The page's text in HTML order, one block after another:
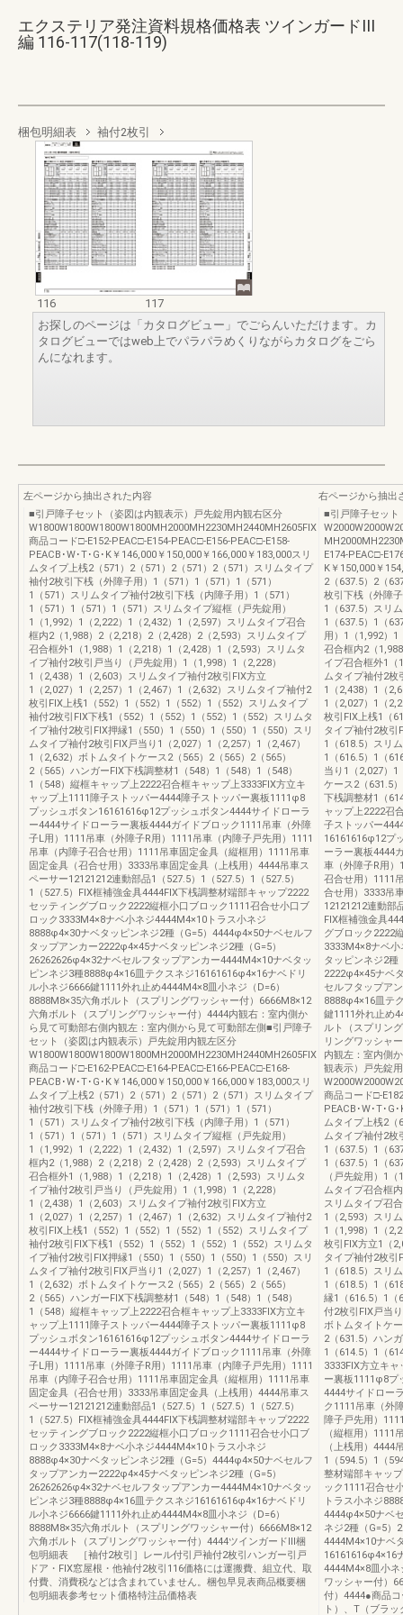
エクステリア発注資料規格価格表 ツインガードIII
編 116-117(118-119)
梱包明細表 袖付2枚引
116
117
お探しのページは「カタログビュー」でごらんいただけます。カ
タログビューではweb上でパラパラめくりながらカタログをごら
んになれます。
左ページから抽出された内容
■引戸障子セット（姿図は内観表示）戸先錠用内観右区分
W1800W1800W1800W1800MH2000MH2230MH2440MH2605FIX
商品コード□-E152-PEAC□-E154-PEAC□-E156-PEAC□-E158-
PEACB･W･T･G･K￥146,000￥150,000￥166,000￥183,000スリ
ムタイプ上桟2（571）2（571）2（571）2（571）スリムタイプ
袖付2枚引下桟（外障子用）1（571）1（571）1（571）
1（571）スリムタイプ袖付2枚引下桟（内障子用）1（571）
1（571）1（571）1（571）スリムタイプ縦框（戸先錠用）
1（1,992）1（2,222）1（2,432）1（2,597）スリムタイプ召合
框内2（1,988）2（2,218）2（2,428）2（2,593）スリムタイプ
召合框外1（1,988）1（2,218）1（2,428）1（2,593）スリムタ
イプ袖付2枚引戸当り（戸先錠用）1（1,998）1（2,228）
1（2,438）1（2,603）スリムタイプ袖付2枚引FIX方立
1（2,027）1（2,257）1（2,467）1（2,632）スリムタイプ袖付2
枚引FIX上桟1（552）1（552）1（552）1（552）スリムタイプ
袖付2枚引FIX下桟1（552）1（552）1（552）1（552）スリムタ
イプ袖付2枚引FIX押縁1（550）1（550）1（550）1（550）スリ
ムタイプ袖付2枚引FIX戸当り1（2,027）1（2,257）1（2,467）
1（2,632）ボトムタイトケース2（565）2（565）2（565）
2（565）ハンガーFIX下桟調整材1（548）1（548）1（548）
1（548）縦框キャップ上2222召合框キャップ上3333FIX方立キ
ャップ上1111障子ストッパー4444障子ストッパー裏板1111φ8
プッシュボタン16161616φ12プッシュボタン4444サイドローラ
ー4444サイドローラー裏板4444ガイドブロック1111吊車（外障
子L用）1111吊車（外障子R用）1111吊車（内障子戸先用）1111
吊車（内障子召合せ用）1111吊車固定金具（縦框用）1111吊車
固定金具（召合せ用）3333吊車固定金具（上桟用）4444吊車ス
ペーサー12121212連動部品1（527.5）1（527.5）1（527.5）
1（527.5）FIX框補強金具4444FIX下桟調整材端部キャップ2222
セッティングブロック2222縦框小口ブロック1111召合せ小口ブ
ロック3333M4×8ナベ小ネジ4444M4×10トラス小ネジ
8888φ4×30ナベタッピンネジ2種（G=5）4444φ4×50ナベセルフ
タップアンカー2222φ4×45ナベタッピンネジ2種（G=5）
26262626φ4×32ナベセルフタップアンカー4444M4×10ナベタッ
ピンネジ3種8888φ4×16皿テクスネジ16161616φ4×16ナベドリ
ル小ネジ6666鍵1111外れ止め4444M4×8皿小ネジ（D=6）
8888M8×35六角ボルト（スプリングワッシャー付）6666M8×12
六角ボルト（スプリングワッシャー付）4444内観右：室内側か
ら見て可動部右側内観左：室内側から見て可動部左側■引戸障子
セット（姿図は内観表示）戸先錠用内観左区分
W1800W1800W1800W1800MH2000MH2230MH2440MH2605FIX
商品コード□-E162-PEAC□-E164-PEAC□-E166-PEAC□-E168-
PEACB･W･T･G･K￥146,000￥150,000￥166,000￥183,000スリ
ムタイプ上桟2（571）2（571）2（571）2（571）スリムタイプ
袖付2枚引下桟（外障子用）1（571）1（571）1（571）
1（571）スリムタイプ袖付2枚引下桟（内障子用）1（571）
1（571）1（571）1（571）スリムタイプ縦框（戸先錠用）
1（1,992）1（2,222）1（2,432）1（2,597）スリムタイプ召合
框内2（1,988）2（2,218）2（2,428）2（2,593）スリムタイプ
召合框外1（1,988）1（2,218）1（2,428）1（2,593）スリムタ
イプ袖付2枚引戸当り（戸先錠用）1（1,998）1（2,228）
1（2,438）1（2,603）スリムタイプ袖付2枚引FIX方立
1（2,027）1（2,257）1（2,467）1（2,632）スリムタイプ袖付2
枚引FIX上桟1（552）1（552）1（552）1（552）スリムタイプ
袖付2枚引FIX下桟1（552）1（552）1（552）1（552）スリムタ
イプ袖付2枚引FIX押縁1（550）1（550）1（550）1（550）スリ
ムタイプ袖付2枚引FIX戸当り1（2,027）1（2,257）1（2,467）
1（2,632）ボトムタイトケース2（565）2（565）2（565）
2（565）ハンガーFIX下桟調整材1（548）1（548）1（548）
1（548）縦框キャップ上2222召合框キャップ上3333FIX方立キ
ャップ上1111障子ストッパー4444障子ストッパー裏板1111φ8
プッシュボタン16161616φ12プッシュボタン4444サイドローラ
ー4444サイドローラー裏板4444ガイドブロック1111吊車（外障
子L用）1111吊車（外障子R用）1111吊車（内障子戸先用）1111
吊車（内障子召合せ用）1111吊車固定金具（縦框用）1111吊車
固定金具（召合せ用）3333吊車固定金具（上桟用）4444吊車ス
ペーサー12121212連動部品1（527.5）1（527.5）1（527.5）
1（527.5）FIX框補強金具4444FIX下桟調整材端部キャップ2222
セッティングブロック2222縦框小口ブロック1111召合せ小口ブ
ロック3333M4×8ナベ小ネジ4444M4×10トラス小ネジ
8888φ4×30ナベタッピンネジ2種（G=5）4444φ4×50ナベセルフ
タップアンカー2222φ4×45ナベタッピンネジ2種（G=5）
26262626φ4×32ナベセルフタップアンカー4444M4×10ナベタッ
ピンネジ3種8888φ4×16皿テクスネジ16161616φ4×16ナベドリ
ル小ネジ6666鍵1111外れ止め4444M4×8皿小ネジ（D=6）
8888M8×35六角ボルト（スプリングワッシャー付）6666M8×12
六角ボルト（スプリングワッシャー付）4444ツインガードⅢ梱
包明細表 ［袖付2枚引］レール付引戸袖付2枚引ハンガー引戸
ドア・FIX窓屋根・他袖付2枚引116価格には運搬費、組立代、取
付費、消費税などは含まれていません。梱包早見表商品概要梱
包明細表参考セット価格特注品価格表
右ページから抽出
■引戸障子セット
E174-PEAC□-
K￥150,000￥
2（637.5）2（
枚引下桟（外障
1（637.5）スリ
1（637.5）1（
用）1（1,992）1
召合框内2（
イプ召合框外1（
ムタイプ袖付2枚
1（2,438）1（
1（2,027）1（
枚引FIX上桟1（
タイプ袖付2枚引
1（618.5）スリ
1（616.5）1（
当り1（2,027）1
ケース2（631.5
下桟調整材1（
ャップ上2222召
子ストッパー
16161616φ12プ
ーラー裏板4444
車（外障子R用
召合せ用）1111
合せ用）3333吊
12121212連動部
FIX框補強金具
グブロック2222
3333M4×8ナベ
タッピンネジ2
2222φ4×45ナベ
セルフタップア
8888φ4×16皿テ
鍵1111外れ止め
ルト（スプリン
リングワッシャ
内観左：室内側
観表示）戸先錠
商品コード□-
PEACB･W･T･G
ムタイプ上桟2（
ムタイプ袖付2枚
1（637.5）1（
1（637.5）1（
（戸先錠用）1
ムタイプ召合框
スリムタイプ召
1（2,593）スリ
1（1,998）1（
枚引FIX方立1（
タイプ袖付2枚引
1（618.5）スリ
1（618.5）1（
縁1（616.5）1（
付2枚引FIX戸当
ボトムタイトケ
2（631.5）ハン
1（614.5）1（
3333FIX方立キ
ー裏板1111φ8プ
4444サイドロー
ク1111吊車（外
障子戸先用）
（縦框用）1111
（上桟用）4444
1（594.5）1（
整材端部キャッ
ック1111召合せ
トラス小ネジ
4444φ4×50ナベ
ネジ2種（G=5）
4444M4×10ナベ
16161616φ4×16
4444M4×8皿小
ワッシャー付）
付）4444●商品
ト）、T（ブラ